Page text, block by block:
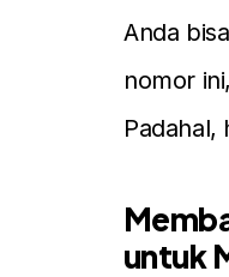
Anda
nomor
Padahal,
untuk